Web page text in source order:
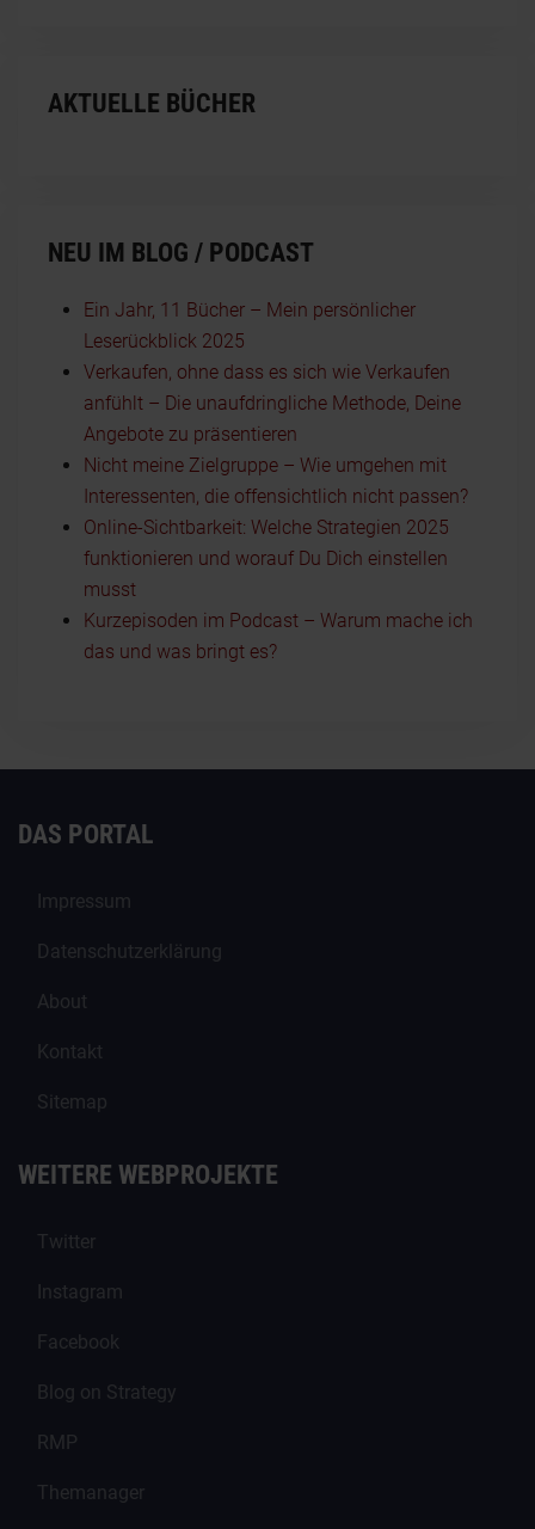
AKTUELLE BÜCHER
NEU IM BLOG / PODCAST
Ein Jahr, 11 Bücher – Mein persönlicher
Leserückblick 2025
Verkaufen, ohne dass es sich wie Verkaufen
anfühlt – Die unaufdringliche Methode, Deine
Angebote zu präsentieren
Nicht meine Zielgruppe – Wie umgehen mit
Interessenten, die offensichtlich nicht passen?
Online-Sichtbarkeit: Welche Strategien 2025
funktionieren und worauf Du Dich einstellen
musst
Kurzepisoden im Podcast – Warum mache ich
das und was bringt es?
DAS PORTAL
Impressum
Datenschutzerklärung
About
Kontakt
Sitemap
WEITERE WEBPROJEKTE
Twitter
Instagram
Facebook
Blog on Strategy
RMP
Themanager